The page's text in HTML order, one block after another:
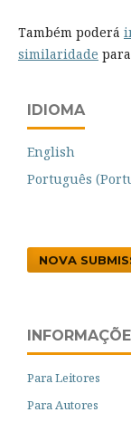
Também poderá
similaridade
IDIOMA
English
Português
NOVA
Para Leitores
Para Autores